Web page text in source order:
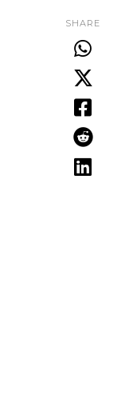
SHARE